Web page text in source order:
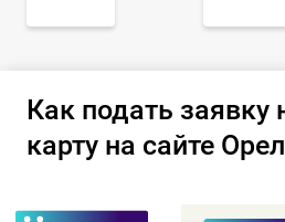
Как подать заявку
карту на сайте